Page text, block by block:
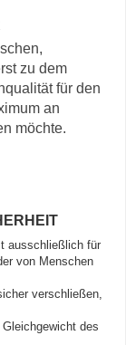
zu dem
für den
an
möchte.
ausschließlich für
von Menschen
verschließen,
des